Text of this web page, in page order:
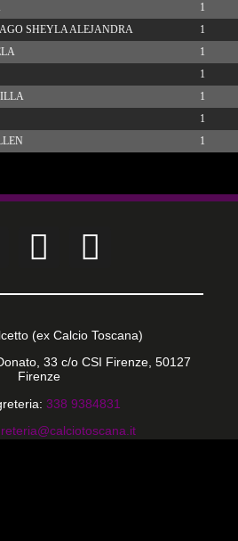
1
SHEYLA ALEJANDRA
1
1
1
1
1
1
(ex Calcio Toscana)
33 c/o CSI Firenze, 50127
Firenze
338 9384831